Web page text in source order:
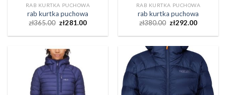
RAB KURTKA PUCHOWA
rab kurtka puchowa
zł365.00 zł281.00
RAB KURTKA PUCHOWA
rab kurtka puchowa
zł380.00 zł292.00